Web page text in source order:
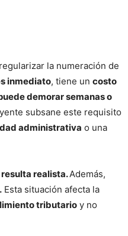
la numeración de
inmediato, tiene un costo
demorar semanas o
subsane este requisito
administrativa o una
resulta realista.Además,
Esta situación afecta la
tributario y no